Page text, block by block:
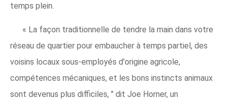
temps plein.
« La façon traditionnelle de tendre la main dans votre
réseau de quartier pour embaucher à temps partiel, des
voisins locaux sous-employés d'origine agricole,
compétences mécaniques, et les bons instincts animaux
sont devenus plus difficiles, " dit Joe Horner, un